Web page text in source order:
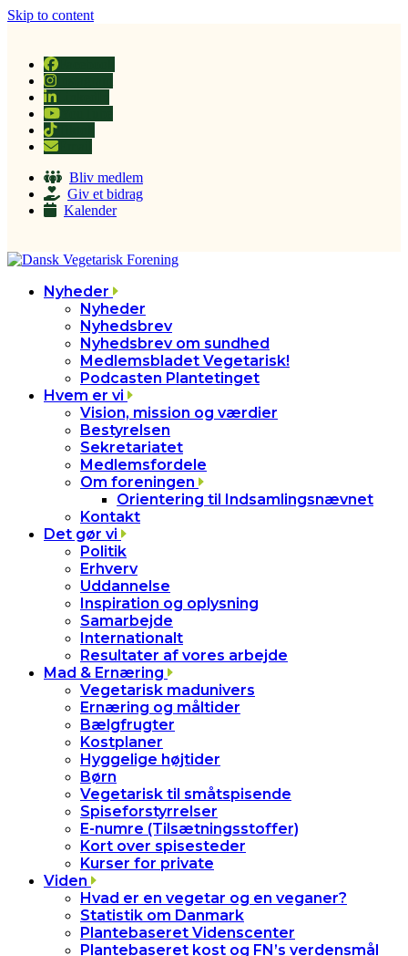
Skip to content
Tiktok
Bliv medlem
Giv et bidrag
Kalender
Nyheder
Nyheder
Nyhedsbrev
Nyhedsbrev om sundhed
Medlemsbladet Vegetarisk!
Podcasten Plantetinget
Hvem er vi
Vision, mission og værdier
Bestyrelsen
Sekretariatet
Medlemsfordele
Om foreningen
Orientering til Indsamlingsnævnet
Kontakt
Det gør vi
Politik
Erhverv
Uddannelse
Inspiration og oplysning
Samarbejde
Internationalt
Resultater af vores arbejde
Mad & Ernæring
Vegetarisk madunivers
Ernæring og måltider
Bælgfrugter
Kostplaner
Hyggelige højtider
Børn
Vegetarisk til småtspisende
Spiseforstyrrelser
E-numre (Tilsætningsstoffer)
Kort over spisesteder
Kurser for private
Viden
Hvad er en vegetar og en veganer?
Statistik om Danmark
Plantebaseret Videnscenter
Plantebaseret kost og FN’s verdensmål